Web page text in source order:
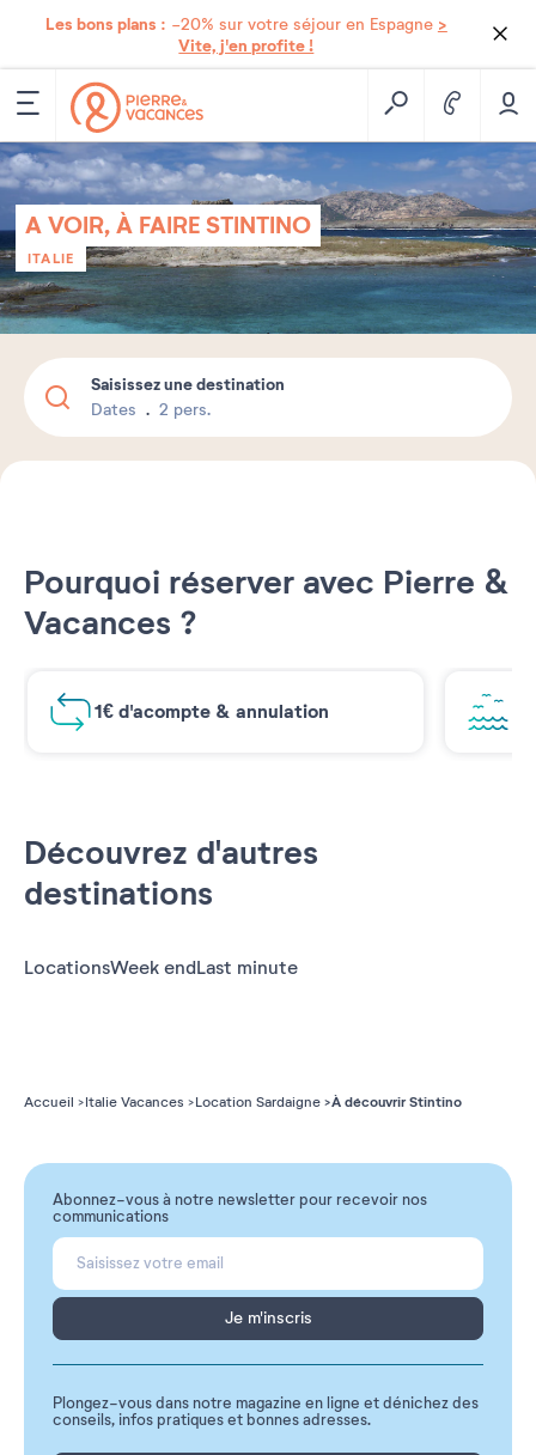
Les bons plans : -20% sur votre séjour en Espagne >
Vite, j'en profite !
A VOIR, À FAIRE STINTINO
ITALIE
Saisissez une destination
Dates 2 pers.
Pourquoi réserver avec Pierre &
Vacances ?
1€ d'acompte & annulation
Découvrez d'autres
destinations
LocationsWeek endLast minute
Accueil Italie Vacances Location Sardaigne À découvrir Stintino
Abonnez-vous à notre newsletter pour recevoir nos
communications
Je m'inscris
Plongez-vous dans notre magazine en ligne et dénichez des
conseils, infos pratiques et bonnes adresses.